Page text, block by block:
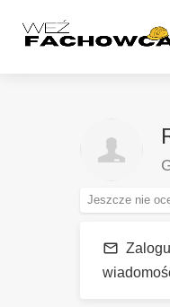
Jeszcze nie